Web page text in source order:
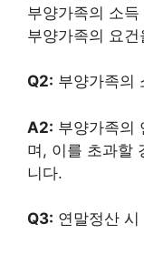
부양가족의 소
부양가족의 요
Q2: 부양가족의
A2: 부양가족의
며, 이를 초과할
니다.
Q3: 연말정산